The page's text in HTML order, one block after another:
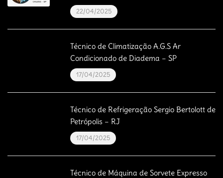
22/04/2025
Técnico de Climatização A.G.S Ar
Condicionado de Diadema – SP
17/04/2025
Técnico de Refrigeração Sergio Bertolott de
Petrópolis – RJ
17/04/2025
Técnico de Máquina de Sorvete Expresso